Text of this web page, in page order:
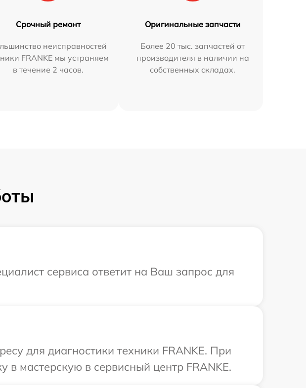
Срочный ремонт
неисправностей
FRANKE мы устраняем
в течение 2 часов.
Оригинальные запчасти
Более 20 тыс. запчастей от
производителя в наличии на
собственных складах.
сервиса ответит на Ваш запрос для
для диагностики техники FRANKE. При
в мастерскую в сервисный центр FRANKE.